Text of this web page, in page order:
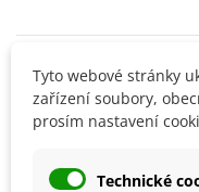
Detaily produktu
SOUVISEJÍCÍ
Tyto webové stránky
zařízení soubory,
prosím nastavení
Technické